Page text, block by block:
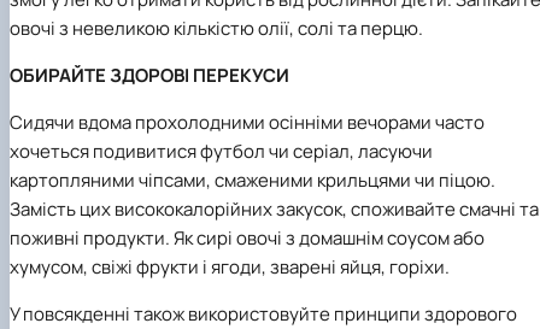
овочі з невеликою кількістю олії, солі та перцю.
ОБИРАЙТЕ ЗДОРОВІ ПЕРЕКУСИ
Сидячи вдома прохолодними осінніми вечорами часто
хочеться подивитися футбол чи серіал, ласуючи
картопляними чіпсами, смаженими крильцями чи піцою.
Замість цих висококалорійних закусок, споживайте смачні та
поживні продукти. Як cирі овочі з домашнім соусом або
хумусом, cвіжі фрукти і ягоди, зварені яйця, горіхи.
У повсякденні також використовуйте принципи здорового